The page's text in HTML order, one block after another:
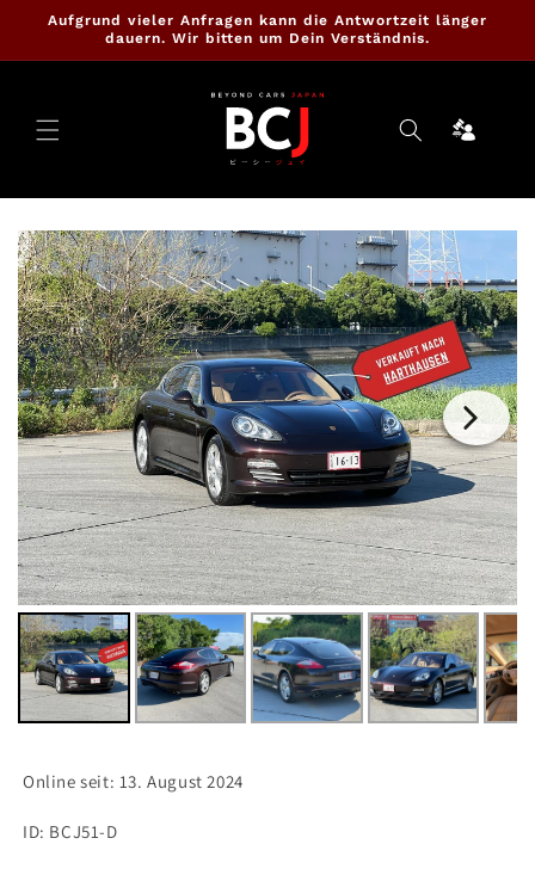
zum
Aufgrund vieler Anfragen kann die Antwortzeit länger
dauern. Wir bitten um Dein Verständnis.
Cartrade
Online seit: 13. August 2024
ID: BCJ51-D